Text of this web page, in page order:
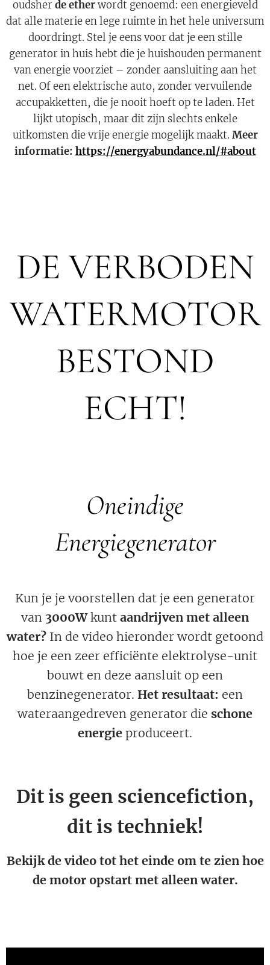
oudsherde etherwordt genoemd: een energieveld
dat alle materie en lege ruimte in het hele universum
doordringt. Stel je eens voor dat je een stille
generator in huis hebt die je huishouden permanent
van energie voorziet – zonder aansluiting aan het
net. Of een elektrische auto, zonder vervuilende
accupakketten, die je nooit hoeft op te laden. Het
lijkt utopisch, maar dit zijn slechts enkele
uitkomsten die vrije energie mogelijk maakt. Meer
informatie: https://energyabundance.nl/#about
DE VERBODEN
WATERMOTOR
BESTOND
ECHT!
Oneindige
Energiegenerator
Kun je je voorstellen dat je een generator
van 3000Wkunt aandrijven met alleen
water? In de video hieronder wordt getoond
hoe je een zeer efficiënte elektrolyse-unit
bouwt en deze aansluit op een
benzinegenerator. Het resultaat: een
wateraangedreven generator die schone
energie produceert.
Dit is geen sciencefiction,
dit is techniek!
Bekijk de video tot het einde om te zien hoe
de motor opstart met alleen water.